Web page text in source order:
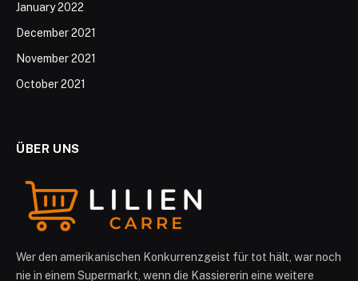
January 2022
December 2021
November 2021
October 2021
ÜBER UNS
Wer den amerikanischen Konkurrenzgeist für tot hält, war noch
nie in einem Supermarkt, wenn die Kassiererin eine weitere